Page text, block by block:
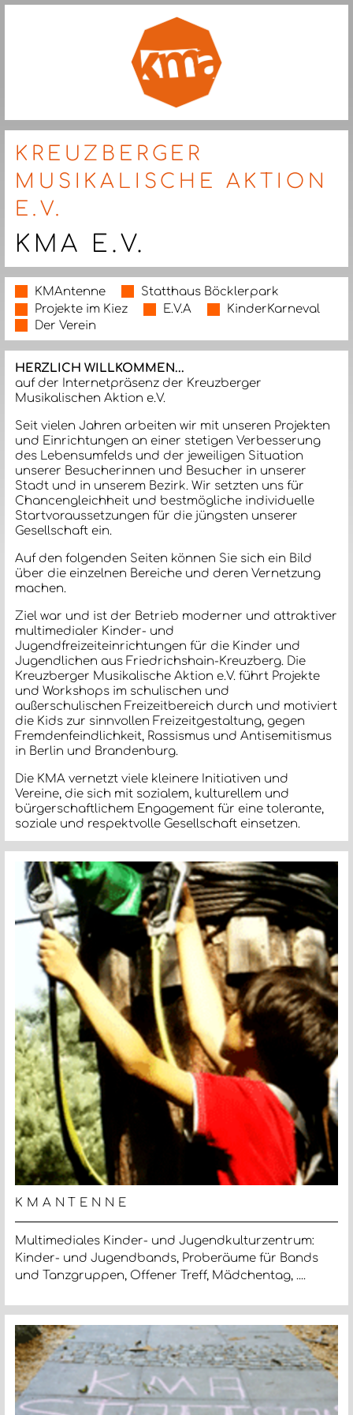
KREUZBERGER
MUSIKALISCHE AKTION
E.V.
KMA E.V.
KMAntenne
Statthaus Böcklerpark
Projekte im Kiez
E.V.A
KinderKarneval
Der Verein
HERZLICH WILLKOMMEN...
auf der Internetpräsenz der Kreuzberger
Musikalischen Aktion e.V.
Seit vielen Jahren arbeiten wir mit unseren Projekten
und Einrichtungen an einer stetigen Verbesserung
des Lebensumfelds und der jeweiligen Situation
unserer Besucherinnen und Besucher in unserer
Stadt und in unserem Bezirk. Wir setzten uns für
Chancengleichheit und bestmögliche individuelle
Startvoraussetzungen für die jüngsten unserer
Gesellschaft ein.
Auf den folgenden Seiten können Sie sich ein Bild
über die einzelnen Bereiche und deren Vernetzung
machen.
Ziel war und ist der Betrieb moderner und attraktiver
multimedialer Kinder- und
Jugendfreizeiteinrichtungen für die Kinder und
Jugendlichen aus Friedrichshain-Kreuzberg. Die
Kreuzberger Musikalische Aktion e.V. führt Projekte
und Workshops im schulischen und
außerschulischen Freizeitbereich durch und motiviert
die Kids zur sinnvollen Freizeitgestaltung, gegen
Fremdenfeindlichkeit, Rassismus und Antisemitismus
in Berlin und Brandenburg.
Die KMA vernetzt viele kleinere Initiativen und
Vereine, die sich mit sozialem, kulturellem und
bürgerschaftlichem Engagement für eine tolerante,
soziale und respektvolle Gesellschaft einsetzen.
KMANTENNE
Multimediales Kinder- und Jugendkulturzentrum:
Kinder- und Jugendbands, Proberäume für Bands
und Tanzgruppen, Offener Treff, Mädchentag, ....